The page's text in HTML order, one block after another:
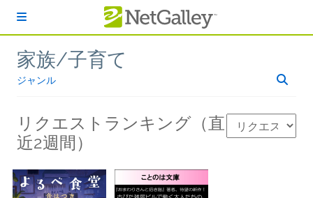
家族/子育て
ジャンル
リクエストランキング（直
近2週間）